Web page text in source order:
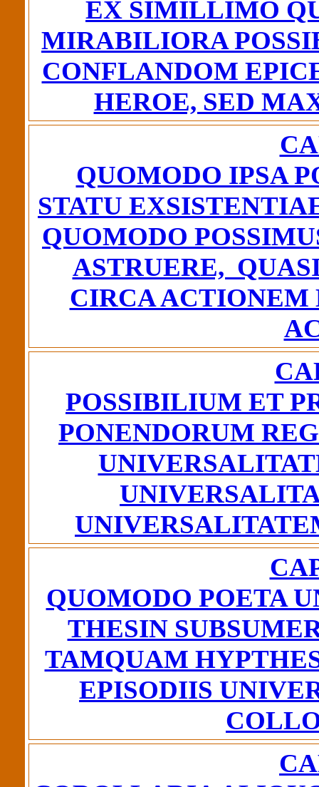
EX SIMILLIMO
MIRABILIORA
CONFLANDOM
HEROE, SED
QUOMODO IPSA
STATU
QUOMODO
ASTRUERE,
CIRCA
POSSIBILIUM ET
PONENDORUM
QUOMODO POETA
THESIN
TAMQUAM
EPISODIIS